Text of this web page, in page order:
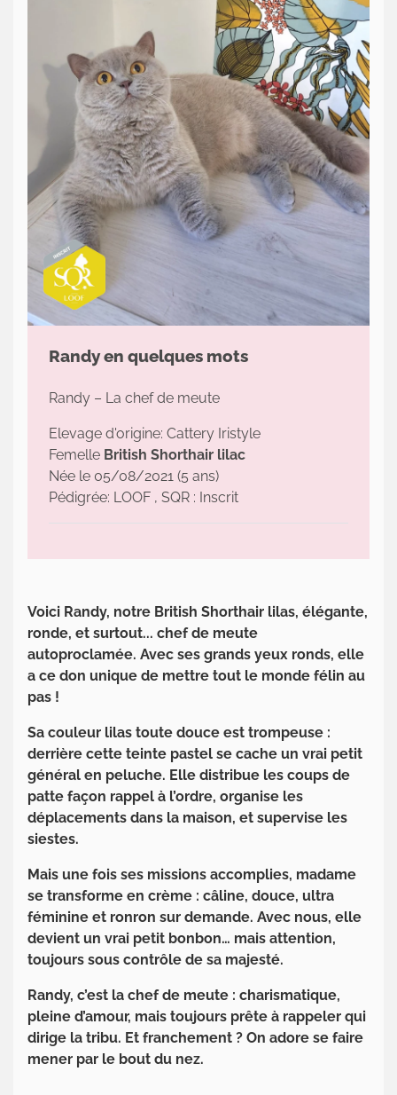
Contact
Randy en quelques mots
Randy – La chef de meute
Elevage d'origine: Cattery Iristyle
Femelle British Shorthair lilac
Née le 05/08/2021 (5 ans)
Pédigrée: LOOF , SQR : Inscrit
Voici Randy, notre British Shorthair lilas, élégante,
ronde, et surtout... chef de meute
autoproclamée. Avec ses grands yeux ronds, elle
a ce don unique de mettre tout le monde félin au
pas !
Sa couleur lilas toute douce est trompeuse :
derrière cette teinte pastel se cache un vrai petit
général en peluche. Elle distribue les coups de
patte façon rappel à l’ordre, organise les
déplacements dans la maison, et supervise les
siestes.
Mais une fois ses missions accomplies, madame
se transforme en crème : câline, douce, ultra
féminine et ronron sur demande. Avec nous, elle
devient un vrai petit bonbon… mais attention,
toujours sous contrôle de sa majesté.
Randy, c’est la chef de meute : charismatique,
pleine d’amour, mais toujours prête à rappeler qui
dirige la tribu. Et franchement ? On adore se faire
mener par le bout du nez.